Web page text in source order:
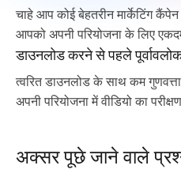
चाहे आप कोई बेहतरीन मार्केटिंग कैंपेन
आपको अपनी परियोजना के लिए
डाउनलोड करने से पहले
त्वरित डाउनलोड के साथ कम
अपनी परियोजना में वीडियो का
अक्सर पूछे जाने वाले